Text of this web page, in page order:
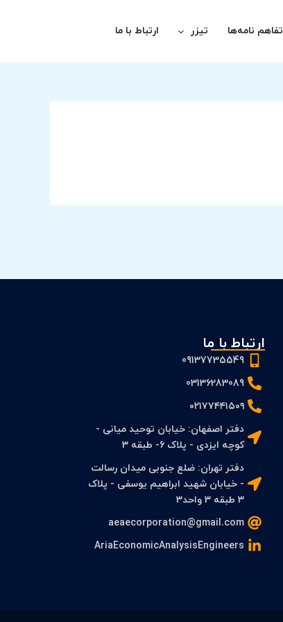
تفاهم نامه‌ها تیزر ارتباط با ما
ارتباط با ما
09137735549
03136283089
۰۲۱۷۷۴۴۱۵۰۹
دفتر اصفهان: خیابان توحید میانی -
کوچه ایزدی - پلاک 6- طبقه 3
دفتر تهران: ضلع جنوبی میدان رسالت
- خیابان شهید ابراهیم یوسفی - پلاک
3 طبقه 3 واحد3
aeaecorporation@gmail.com
AriaEconomicAnalysisEngineers